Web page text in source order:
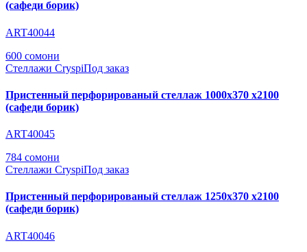
(сафеди борик)
ART40044
600 сомони
Стеллажи CryspiПод заказ
Пристенный перфорированый стеллаж 1000х370 х2100
(сафеди борик)
ART40045
784 сомони
Стеллажи CryspiПод заказ
Пристенный перфорированый стеллаж 1250х370 х2100
(сафеди борик)
ART40046